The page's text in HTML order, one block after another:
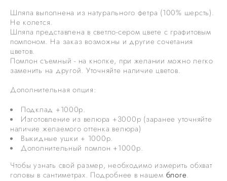
Шляпа выполнена из натурального фетра (100% шерсть).
Не колется.
Шляпа представлена в светло-сером цвете с графитовым
помпоном. На заказ возможны и другие сочетания
цветов.
Помпон съемный - на кнопке, при желании можно легко
заменить на другой. Уточняйте наличие цветов.
Дополнительная опция:
Подклад +1000р.
Изготовление из велюра +3000р (заранее уточняйте
наличие желаемого оттенка велюра)
Выкидные ушки + 1000р.
Дополнительный помпон +1000р.
Чтобы узнать свой размер, необходимо измерить обхват
головы в сантиметрах. Подробнее в нашем блоге.